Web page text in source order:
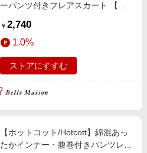
ーパンツ付きフレアスカート 【子
￥ 2,740
1.0%
ストアにすすむ
【ホットコット/Hotcott】綿混あっ
たかインナー・腹巻付きパンツレデ